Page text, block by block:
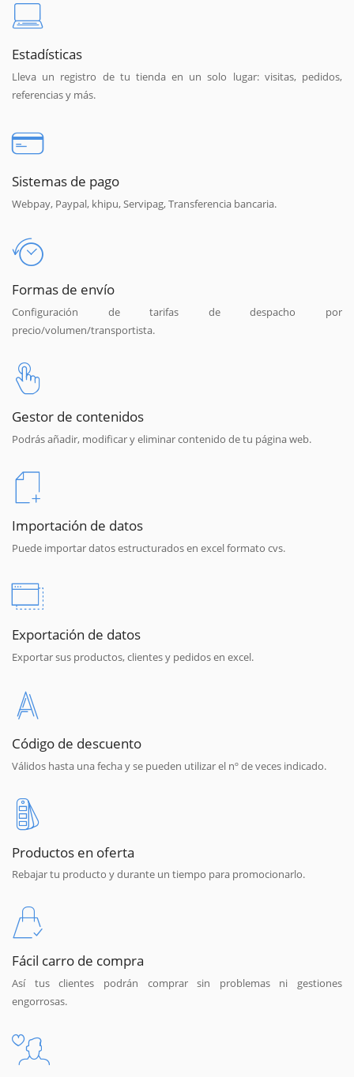
Estadísticas
Lleva un registro de tu tienda en un solo lugar: visitas, pedidos,
referencias y más.
Sistemas de pago
Webpay, Paypal, khipu, Servipag, Transferencia bancaria.
Formas de envío
Configuración de tarifas de despacho por
precio/volumen/transportista.
Gestor de contenidos
Podrás añadir, modificar y eliminar contenido de tu página web.
Importación de datos
Puede importar datos estructurados en excel formato cvs.
Exportación de datos
Exportar sus productos, clientes y pedidos en excel.
Código de descuento
Válidos hasta una fecha y se pueden utilizar el nº de veces indicado.
Productos en oferta
Rebajar tu producto y durante un tiempo para promocionarlo.
Fácil carro de compra
Así tus clientes podrán comprar sin problemas ni gestiones
engorrosas.